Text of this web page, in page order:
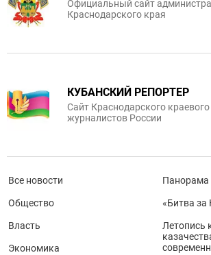
Официальный сайт
Краснодарского края
КУБАНСКИЙ РЕПОРТЕР
Сайт Краснодарского
журналистов России
Все новости
Общество
Власть
Экономика
Панорама
«Битва за
Летопись